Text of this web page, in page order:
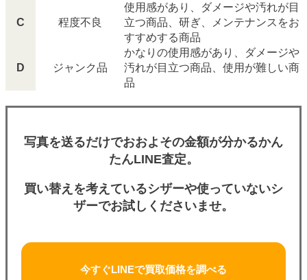
C 程度不良
使用感があり、ダメージや汚れが目
立つ商品、研ぎ、メンテナンスをお
すすめする商品
D ジャンク品
かなりの使用感があり、ダメージや
汚れが目立つ商品、使用が難しい商
品
写真を送るだけでおおよその金額が分かるかん
たんLINE査定。
買い替えを考えているシザーや使っていないシ
ザーでお試しくださいませ。
今すぐLINEで買取価格を調べる